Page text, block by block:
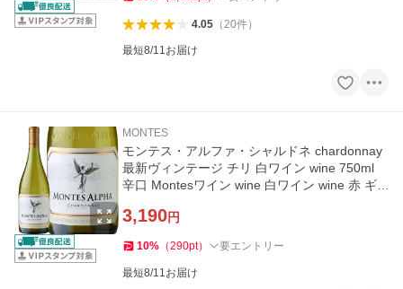
4.05（20件）
最短8/11お届け
MONTES
モンテス・アルファ・シャルドネ chardonnay
最新ヴィンテージ チリ 白ワイン wine 750ml
辛口 Montesワイン wine 白ワイン wine 赤 ギ
3,190円
10% （290pt） 要エントリー
最短8/11お届け